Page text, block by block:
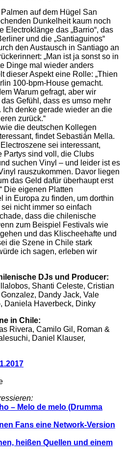
auf dem Hügel San
Dunkelheit kaum noch
Electroklänge das „Barrio“, das
und die „Santiaguinos“
den Austausch in Santiago an
„Man ist ja sonst so in
Dinge mal wieder anders
dieser Aspekt eine Rolle: „Thien
100-bpm-House gemacht.
Warum gefragt, aber wir
Gefühl, dass es umso mehr
Ich denke gerade wieder an die
zurück.“
die deutschen Kollegen
findet Sebastián Mella.
sei interessant,
Partys sind voll, die Clubs
suchen Vinyl – und leider ist es
rauszukommen. Davor liegen
das Geld dafür überhaupt erst
Die eigenen Platten
in Europa zu finden, um dorthin
nicht immer so einfach
dass die chilenische
zum Beispiel Festivals wie
und das Klischeehafte und
die Szene in Chile stark
ich sagen, erleben wir
DJs und Producer:
Shanti Celeste, Cristian
Dandy Jack, Vale
Daniela Haverbeck, Dinky
in Chile:
Rivera, Camilo Gil, Roman &
Daniel Klauser,
– Melo de melo (Drumma
Fans eine Network-Version
heißen Quellen und einem